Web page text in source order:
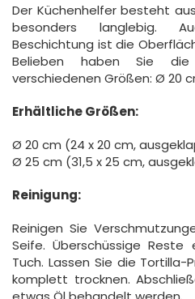
Der Küchenhelfer besteht
besonders langlebig.
Beschichtung ist die
Belieben haben Sie
verschiedenen Größen: Ø 20
Erhältliche Größen:
Ø 20 cm (24 x 20 cm,
Ø 25 cm (31,5 x 25 cm,
Reinigung:
Reinigen Sie
Seife. Überschüssige
Tuch. Lassen Sie die Tortilla-
komplett trocknen.